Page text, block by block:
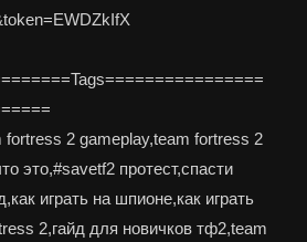
2 gameplay,team fortress 2
это,#savetf2 протест,спасти
играть на шпионе,как играть
2,гайд для новичков тф2,team